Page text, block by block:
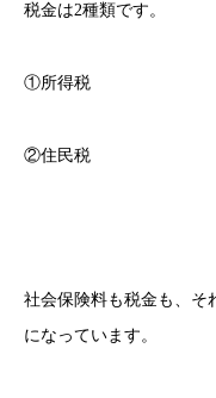
税金は2種類です。
①所得税
②住民税
社会保険料も税金も、そ
になっています。